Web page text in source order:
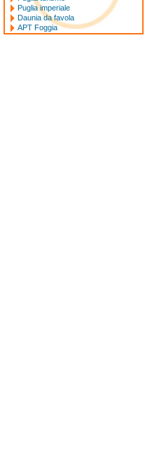
Puglia imperiale
Daunia da favola
APT Foggia